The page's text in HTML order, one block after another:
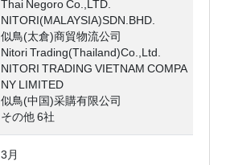
Thai Negoro Co.,LTD.
NITORI(MALAYSIA)SDN.BHD.
似鳥(太倉)商貿物流公司
Nitori Trading(Thailand)Co.,Ltd.
NITORI TRADING VIETNAM COMPA
NY LIMITED
似鳥(中国)采購有限公司
その他 6社
3月